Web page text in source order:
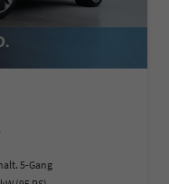
5-Gang